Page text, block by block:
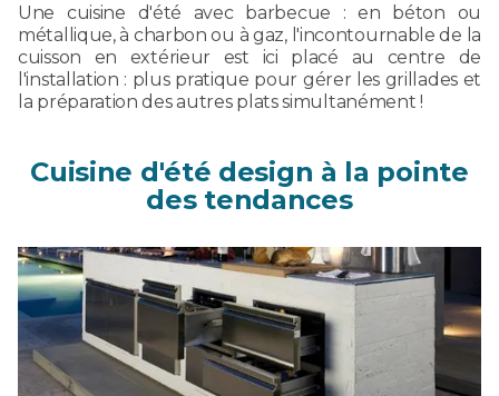
Une cuisine d'été avec barbecue : en béton ou
métallique, à charbon ou à gaz, l'incontournable de la
cuisson en extérieur est ici placé au centre de
l'installation : plus pratique pour gérer les grillades et
la préparation des autres plats simultanément !
Cuisine d'été design à la pointe
des tendances